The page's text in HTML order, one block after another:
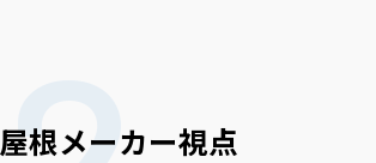
屋根メーカー視点